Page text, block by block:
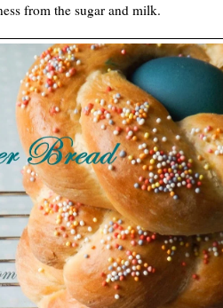
from the sugar and milk.